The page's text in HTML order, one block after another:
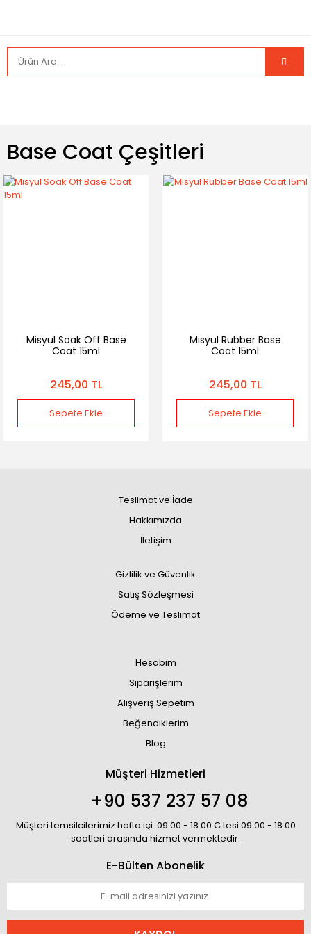
Base Coat Çeşitleri
Misyul Soak Off Base
Coat 15ml
245,00 TL
Sepete Ekle
Misyul Rubber Base
Coat 15ml
245,00 TL
Sepete Ekle
Teslimat ve İade
Hakkımızda
İletişim
Gizlilik ve Güvenlik
Satış Sözleşmesi
Ödeme ve Teslimat
Hesabım
Siparişlerim
Alışveriş Sepetim
Beğendiklerim
Blog
Müşteri Hizmetleri
+90 537 237 57 08
Müşteri temsilcilerimiz hafta içi: 09:00 - 18:00 C.tesi 09:00 - 18:00
saatleri arasında hizmet vermektedir.
E-Bülten Abonelik